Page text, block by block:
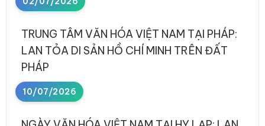
TRUNG TÂM VĂN HÓA VIỆT NAM TẠI PHÁP:
LAN TỎA DI SẢN HỒ CHÍ MINH TRÊN ĐẤT
PHÁP
10/07/2026